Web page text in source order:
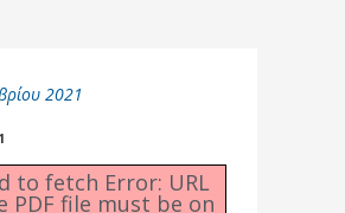
2021
to fetch Error: URL
PDF file must be on